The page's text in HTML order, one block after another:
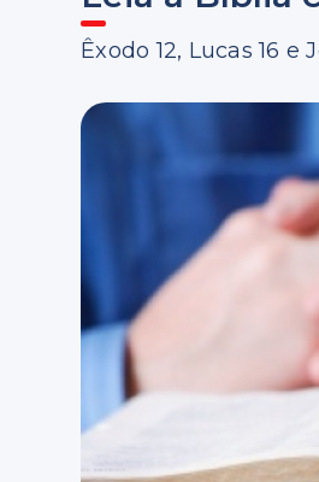
Êxodo 12, Lucas 16 e